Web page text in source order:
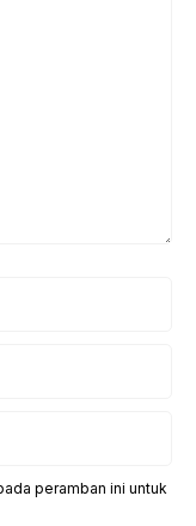
peramban ini untuk